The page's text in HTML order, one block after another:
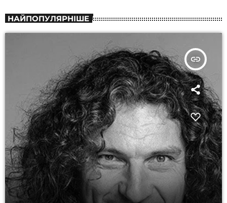
НАЙПОПУЛЯРНІШЕ
insert_link